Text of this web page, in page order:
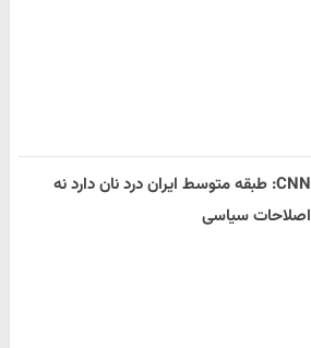
CNN: طبقه متوسط ایران درد نان دارد نه
اصلاحات سیاسی